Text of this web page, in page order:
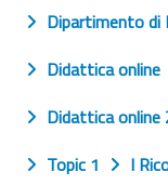
Dipartimento di
Didattica online
Didattica
Topic 1
I